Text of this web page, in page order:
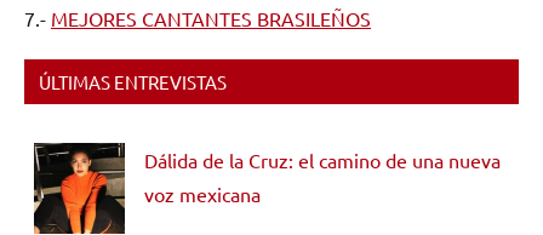
7.- MEJORES CANTANTES BRASILEÑOS
ÚLTIMAS ENTREVISTAS
Dálida de la Cruz: el camino de una nueva
voz mexicana